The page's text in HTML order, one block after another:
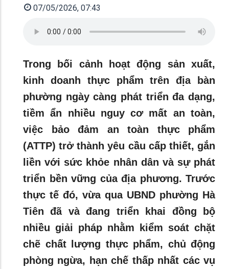
07/05/2026, 07:43
Trong bối cảnh hoạt động sản xuất,
kinh doanh thực phẩm trên địa bàn
phường ngày càng phát triển đa dạng,
tiềm ẩn nhiều nguy cơ mất an toàn,
việc bảo đảm an toàn thực phẩm
(ATTP) trở thành yêu cầu cấp thiết, gắn
liền với sức khỏe nhân dân và sự phát
triển bền vững của địa phương. Trước
thực tế đó, vừa qua UBND phường Hà
Tiên đã và đang triển khai đồng bộ
nhiều giải pháp nhằm kiểm soát chặt
chẽ chất lượng thực phẩm, chủ động
phòng ngừa, hạn chế thấp nhất các vụ